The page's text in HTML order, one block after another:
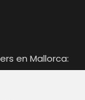
en Mallorca: